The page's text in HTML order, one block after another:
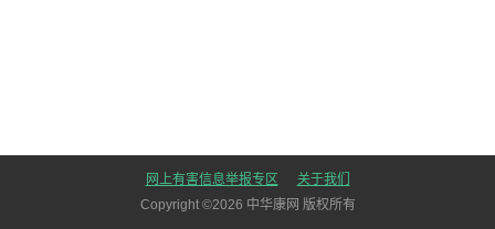
网上有害信息举报专区
关于我们
Copyright ©2026 中华康网 版权所有